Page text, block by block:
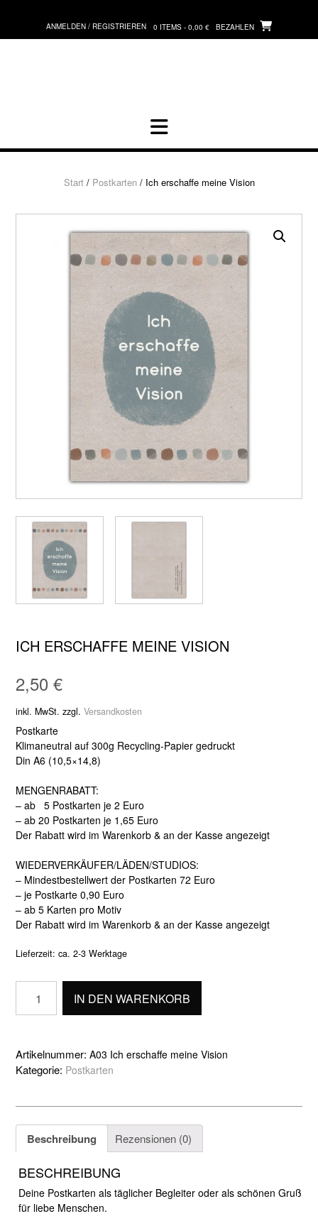
springen
ANMELDEN / REGISTRIEREN 0 ITEMS - 0,00 € BEZAHLEN
Start/ Postkarten/ Ich erschaffe meine Vision
ICH ERSCHAFFE MEINE VISION
2,50 €
inkl. MwSt. zzgl. Versandkosten
Postkarte
Klimaneutral auf 300g Recycling-Papier gedruckt
Din A6 (10,5×14,8)
MENGENRABATT:
– ab 5 Postkarten je 2 Euro
– ab 20 Postkarten je 1,65 Euro
Der Rabatt wird im Warenkorb & an der Kasse angezeigt
WIEDERVERKÄUFER/LÄDEN/STUDIOS:
– Mindestbestellwert der Postkarten 72 Euro
– je Postkarte 0,90 Euro
– ab 5 Karten pro Motiv
Der Rabatt wird im Warenkorb & an der Kasse angezeigt
Lieferzeit: ca. 2-3 Werktage
erschaffe
meine
Menge
IN DEN WARENKORB
Artikelnummer: A03 Ich erschaffe meine Vision
Kategorie: Postkarten
Beschreibung Rezensionen (0)
BESCHREIBUNG
Deine Postkarten als täglicher Begleiter oder als schönen Gruß
für liebe Menschen.